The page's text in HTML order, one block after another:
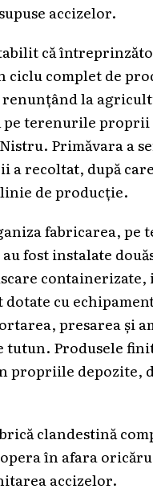
accizelor.
că
ciclu complet de
la
terenurile proprii
Primăvara a
a recoltat, după
de producție.
fabricarea, pe
fost instalate
dotate cu
presarea și
tutun. Produsele
propriile depozite,
clandestină
în afara
accizelor.